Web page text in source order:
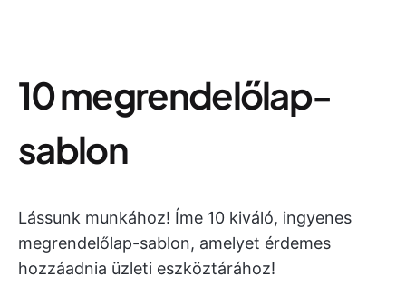
10 megrendelőlap-
sablon
Lássunk munkához! Íme 10 kiváló, ingyenes
megrendelőlap-sablon, amelyet érdemes
hozzáadnia üzleti eszköztárához!